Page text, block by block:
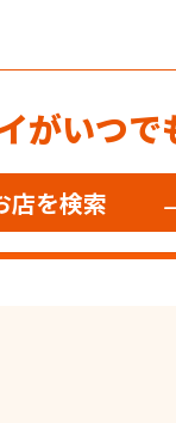
がいつで
店を検索